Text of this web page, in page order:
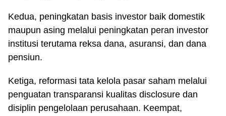
Kedua, peningkatan basis investor baik domestik
maupun asing melalui peningkatan peran investor
institusi terutama reksa dana, asuransi, dan dana
pensiun.
Ketiga, reformasi tata kelola pasar saham melalui
penguatan transparansi kualitas disclosure dan
disiplin pengelolaan perusahaan. Keempat,